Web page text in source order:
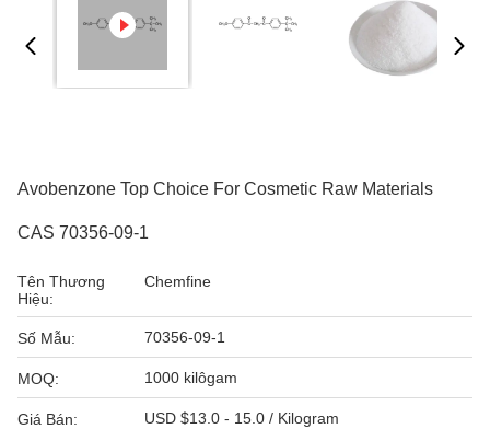
Avobenzone Top Choice For Cosmetic Raw Materials
CAS 70356-09-1
Tên Thương
Hiệu:
Chemfine
Số Mẫu: 70356-09-1
MOQ: 1000 kilôgam
Giá Bán: USD $13.0 - 15.0 / Kilogram